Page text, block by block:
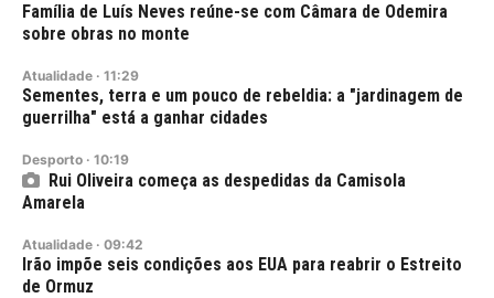
Família de Luís Neves reúne-se com Câmara de Odemira
sobre obras no monte
Atualidade · 11:29
Sementes, terra e um pouco de rebeldia: a "jardinagem de
guerrilha" está a ganhar cidades
Desporto · 10:19
Rui Oliveira começa as despedidas da Camisola
Amarela
Atualidade · 09:42
Irão impõe seis condições aos EUA para reabrir o Estreito
de Ormuz